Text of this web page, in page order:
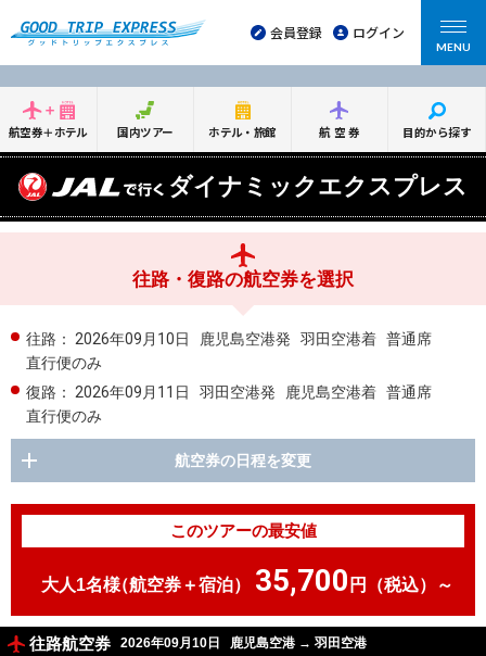
会員登録 ログイン
MENU
航空券＋ホテル 国内ツアー ホテル・旅館 航空券 目的から探す
ダイナミックエクスプレス
往路・復路の航空券を選択
往路： 2026年09月10日 鹿児島空港発 羽田空港着 普通席
直行便のみ
復路：
2026年09月11日 羽田空港発 鹿児島空港着 普通席
直行便のみ
航空券の日程を変更
このツアーの最安値
大人1名様（航空券＋宿泊） 35,700 円（税込）～
往路航空券 2026年09月10日 鹿児島空港 → 羽田空港